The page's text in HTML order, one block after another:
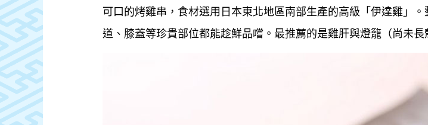
可口的烤雞串，食材選用日本東北地區南部生產的高級「伊達雞」
道、膝蓋等珍貴部位都能趁鮮品嚐。最推薦的是雞肝與燈籠（尚未